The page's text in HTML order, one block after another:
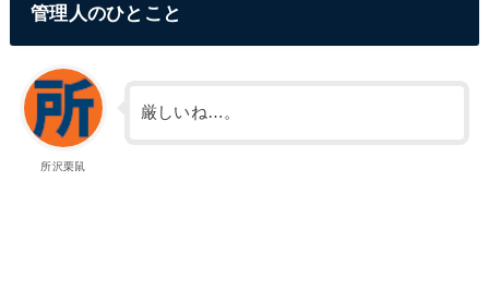
管理人のひとこと
所沢栗鼠
厳しいね…。